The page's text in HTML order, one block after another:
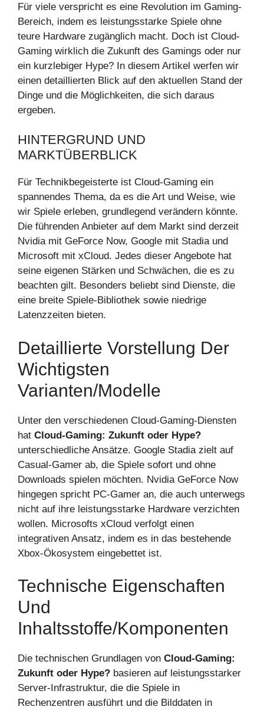
Für viele verspricht es eine Revolution im Gaming-
Bereich, indem es leistungsstarke Spiele ohne
teure Hardware zugänglich macht. Doch ist Cloud-
Gaming wirklich die Zukunft des Gamings oder nur
ein kurzlebiger Hype? In diesem Artikel werfen wir
einen detaillierten Blick auf den aktuellen Stand der
Dinge und die Möglichkeiten, die sich daraus
ergeben.
HINTERGRUND UND
MARKTÜBERBLICK
Für Technikbegeisterte ist Cloud-Gaming ein
spannendes Thema, da es die Art und Weise, wie
wir Spiele erleben, grundlegend verändern könnte.
Die führenden Anbieter auf dem Markt sind derzeit
Nvidia mit GeForce Now, Google mit Stadia und
Microsoft mit xCloud. Jedes dieser Angebote hat
seine eigenen Stärken und Schwächen, die es zu
beachten gilt. Besonders beliebt sind Dienste, die
eine breite Spiele-Bibliothek sowie niedrige
Latenzzeiten bieten.
Detaillierte Vorstellung Der
Wichtigsten
Varianten/Modelle
Unter den verschiedenen Cloud-Gaming-Diensten
hat Cloud-Gaming: Zukunft oder Hype?
unterschiedliche Ansätze. Google Stadia zielt auf
Casual-Gamer ab, die Spiele sofort und ohne
Downloads spielen möchten. Nvidia GeForce Now
hingegen spricht PC-Gamer an, die auch unterwegs
nicht auf ihre leistungsstarke Hardware verzichten
wollen. Microsofts xCloud verfolgt einen
integrativen Ansatz, indem es in das bestehende
Xbox-Ökosystem eingebettet ist.
Technische Eigenschaften
Und
Inhaltsstoffe/Komponenten
Die technischen Grundlagen von Cloud-Gaming:
Zukunft oder Hype? basieren auf leistungsstarker
Server-Infrastruktur, die die Spiele in
Rechenzentren ausführt und die Bilddaten in